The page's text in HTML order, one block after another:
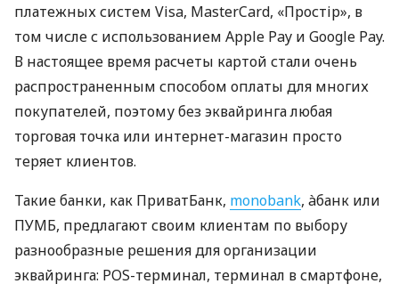
платежных систем Visa, MasterCard, «Простір», в
том числе с использованием Apple Pay и Google Pay.
В настоящее время расчеты картой стали очень
распространенным способом оплаты для многих
покупателей, поэтому без эквайринга любая
торговая точка или интернет-магазин просто
теряет клиентов.
Такие банки, как ПриватБанк, monobank, àбанк или
ПУМБ, предлагают своим клиентам по выбору
разнообразные решения для организации
эквайринга: POS-терминал, терминал в смартфоне,